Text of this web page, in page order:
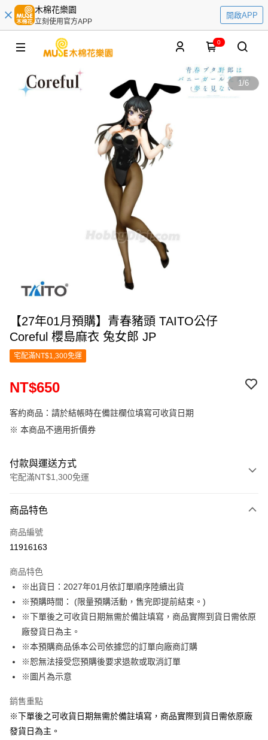
木棉花樂園
立刻使用官方APP
開啟APP
0
1/6
【27年01月預購】青春豬頭 TAITO公仔
Coreful 櫻島麻衣 兔女郎 JP
宅配滿NT$1,300免運
NT$650
客約商品：請於結帳時在備註欄位填寫可收貨日期
※ 本商品不適用折價券
付款與運送方式
宅配滿NT$1,300免運
信用卡一次付款
LINE Pay
悠遊付
Google Pay
ATM付款
運送方式
預購訂單-宅配專用(🔺不同預購月份建議分開結帳，避免整筆訂單等
每筆NT$100，滿NT$1,300(含以上)免運費
預購訂單-離島宅配專用-(澎湖/金門/馬祖)(🔺不同預購月份建議分開
商品特色
商品編號
11916163
商品特色
※出貨日：2027年01月依訂單順序陸續出貨
※預購時間： (限量預購活動，售完即提前結束。)
※下單後之可收貨日期無需於備註填寫，商品實際到貨日需依原
廠發貨日為主。
※本預購商品係本公司依據您的訂單向廠商訂購
※恕無法接受您預購後要求退款或取消訂單
※圖片為示意
銷售重點
※下單後之可收貨日期無需於備註填寫，商品實際到貨日需依原廠
發貨日為主。